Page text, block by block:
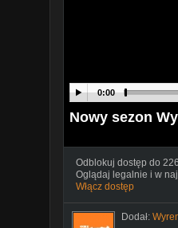
0:00
Nowy sezon
Odblokuj dostęp do
Oglądaj legalnie i w
Włącz dostęp
Dodał: